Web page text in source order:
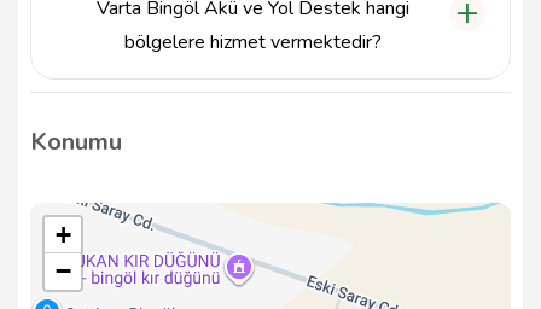
Varta Bingöl Akü ve Yol Destek hangi
bölgelere hizmet vermektedir?
Varta Bingöl Akü ve Yol Destek, Bingöl Merkez
vermektedir. Detaylı bilgi için iletişime geçebilirsiniz.
Konumu
+
−